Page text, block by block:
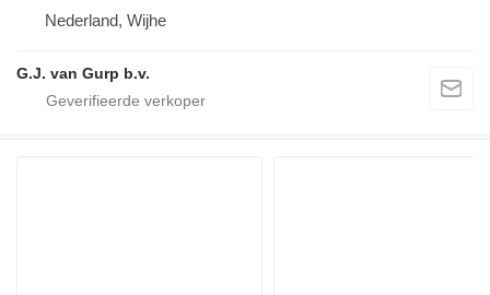
Nederland, Wijhe
G.J. van Gurp b.v.